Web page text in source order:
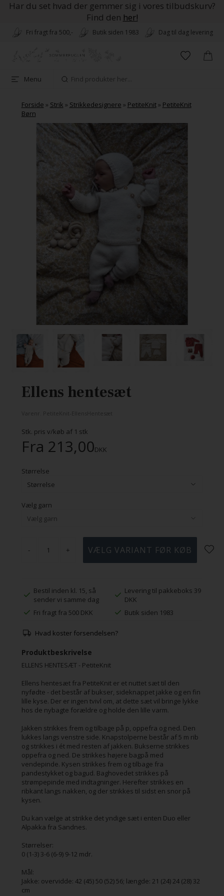
Har du set hvad der gemmer sig i vores tilbudskurv?
Find den her!
Fri fragt fra 500,- Butik siden 1983 Dag til dag levering
Menu
Forside » Strik » Strikkedesignere » PetiteKnit» PetiteKnit
Børn
Ellens hentesæt
Stk. pris v/køb af 1 stk
Fra 213,00DKK
Størrelse
Vælg garn
- +
Bestil inden kl. 15, så
sender vi samme dag
Levering til pakkeboks 39
DKK
Fri fragt fra 500 DKK
Butik siden 1983
Hvad koster forsendelsen?
Produktbeskrivelse
ELLENS HENTESÆT - PetiteKnit
Ellens hentesæt fra PetiteKnit er et nuttet sæt til den
nyfødte - det består af bukser, sideknappet jakke og en fin
lille kyse. Der er ingen tvivl om, at dette sæt vil bringe lykke
hos de nybagte forældre og holde den lille varm.
Jakken strikkes frem og tilbage på p, oppefra og ned. Den
lukkes langs venstre side. Knapstolperne består af 5 m rib
og strikkes i ét med resten af jakken. Bukserne strikkes
oppefra og ned. De strikkes højere bagpå med
vendepinde. Kysen strikkes frem og tilbage fra
pandestykket og bagud. Baghovedet strikkes på
strømpepinde med indtagninger. Herefter strikkes en
ribkant langs nakken, og der strikkes til sidst en snor på
kysen.
Du kan vælge at strikke det yndige sæt i enten Duo eller
Alpakka fra Sandnes.
Størrelser:
0 (1-3) 3-6 (6-9) 9-12 mdr.
Mål:
Jakke: overvidde: 42 (45) 50 (52) 56; længde: 21 (24) 24 (28) 32
cm